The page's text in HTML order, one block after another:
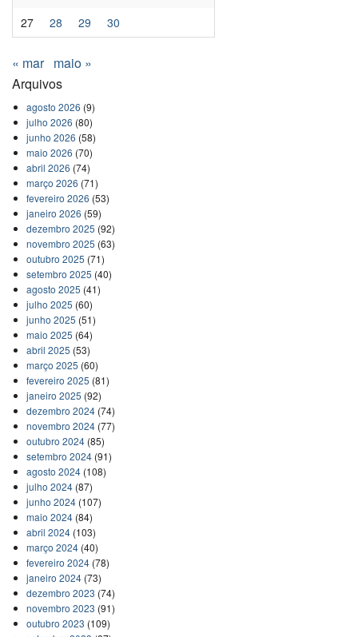
27
28 29 30
« mar maio »
Arquivos
agosto 2026 (9)
julho 2026 (80)
junho 2026 (58)
maio 2026 (70)
abril 2026 (74)
março 2026 (71)
fevereiro 2026 (53)
janeiro 2026 (59)
dezembro 2025 (92)
novembro 2025 (63)
outubro 2025 (71)
setembro 2025 (40)
agosto 2025 (41)
julho 2025 (60)
junho 2025 (51)
maio 2025 (64)
abril 2025 (53)
março 2025 (60)
fevereiro 2025 (81)
janeiro 2025 (92)
dezembro 2024(74)
novembro 2024(77)
outubro 2024(85)
setembro 2024(91)
agosto 2024(108)
julho 2024(87)
junho 2024(107)
maio 2024(84)
abril 2024(103)
março 2024(40)
fevereiro 2024(78)
janeiro 2024(73)
dezembro 2023 (74)
novembro 2023 (91)
outubro 2023 (109)